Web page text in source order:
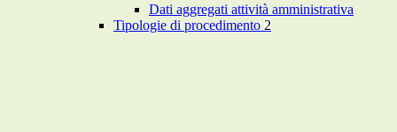
Dati aggregati attività amministrativa
Tipologie di procedimento 2